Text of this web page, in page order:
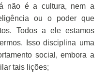
não é a cultura, nem a
ou o poder que
Todos a ele estamos
Isso disciplina uma
social, embora a
tais lições;